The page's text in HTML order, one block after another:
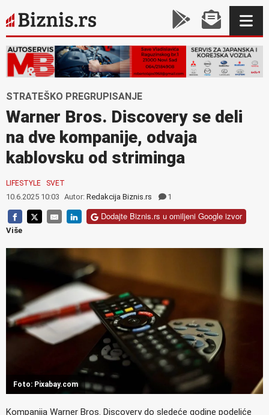
STRATEŠKO PREGRUPISANJE
Warner Bros. Discovery se deli
na dve kompanije, odvaja
kablovsku od striminga
LIFESTYLE SVET
10.6.2025 10:03 Autor: Redakcija Biznis.rs 1
Dodajte Biznis.rs u omiljeni Google izvor
Više
Foto: Pixabay.com
Kompanija Warner Bros. Discovery do sledeće godine podeliće